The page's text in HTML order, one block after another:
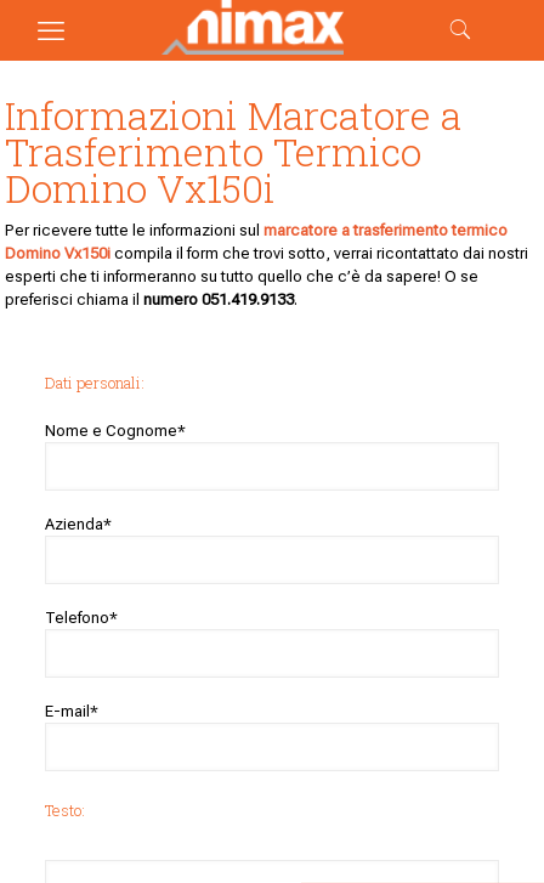
Informazioni Marcatore a
Trasferimento Termico
Domino Vx150i
Per ricevere tutte le informazioni sulmarcatore a trasferimento termico
Domino Vx150i compila il form che trovi sotto, verrai ricontattato dai nostri
esperti che ti informeranno su tutto quello che c’è da sapere! O se
preferisci chiama ilnumero051.419.9133.
Dati personali:
Nome e Cognome*
Azienda*
Telefono*
E-mail*
Testo: